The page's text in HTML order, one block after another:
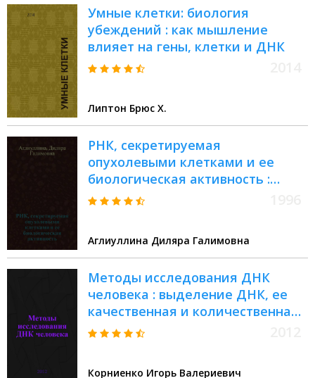
Умные клетки: биология
убеждений : как мышление
влияет на гены, клетки и ДНК
Липтон Брюс Х.
РНК, секретируемая
опухолевыми клетками и ее
биологическая активность :
Автореф. дис. на соиск. учен.
Аглиуллина Диляра Галимовна
Методы исследования ДНК
человека : выделение ДНК, ее
качественная и количественная
оценка в аспекте судебно-
Корниенко Игорь Валериевич